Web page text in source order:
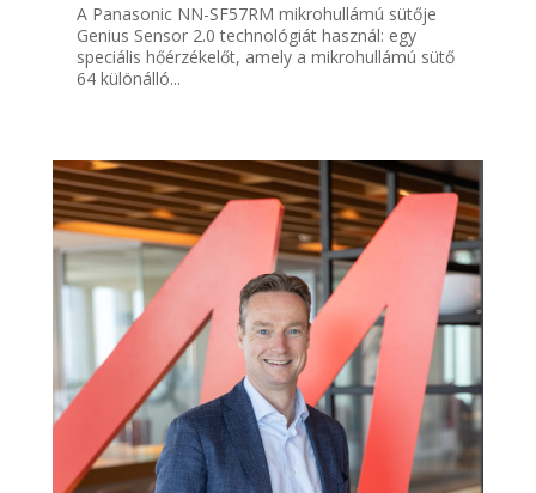
A Panasonic NN-SF57RM mikrohullámú sütője
Genius Sensor 2.0 technológiát használ: egy
speciális hőérzékelőt, amely a mikrohullámú sütő
64 különálló...